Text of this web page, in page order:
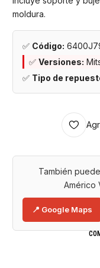
moldura.
✅ Código:
✅ Versiones:
✅ Tipo de
También
Américo
📍 Google Maps